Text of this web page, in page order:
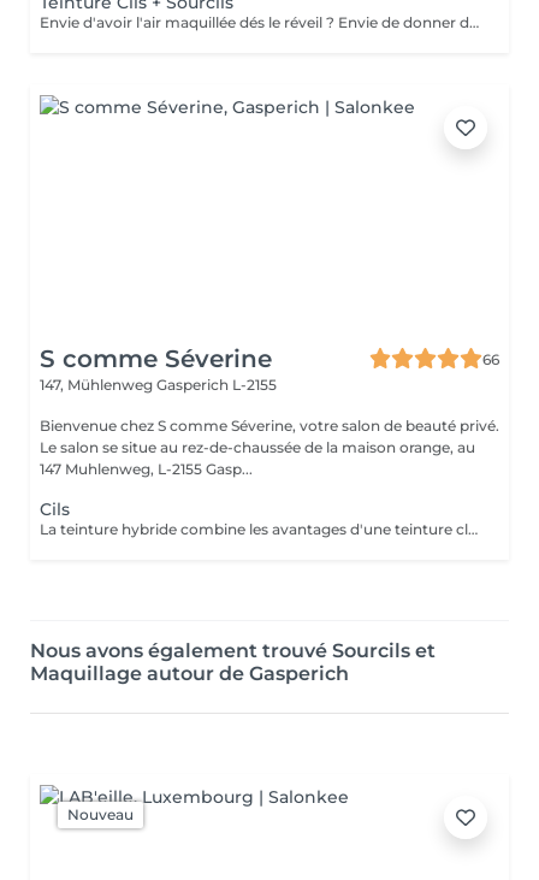
Envie d'avoir l'air maquillée dés le réveil ? Envie de donner du caractère, de l'intensité à votre regard ? Envie d'un visage plus expressif ? Afin de mettre en valeur vos cils et vos sourcils naturels sans make up, optez pour la teinture ! La teinture donne un effet profond, fourni et plus intense. Elle est résistante à l'eau et dure jusqu'à 6 semaines. Elle ajoute brillance et éclat ; elle couvre les éventuels cils et sourcils grisonnants. Les yeux sont plus expressifs même sans maquillage
S comme Séverine
66
147, Mühlenweg Gasperich L-2155
Bienvenue chez S comme Séverine, votre salon de beauté privé.
Le salon se situe au rez-de-chaussée de la maison orange, au
147 Muhlenweg, L-2155 Gasp...
Cils
La teinture hybride combine les avantages d'une teinture classique et du henné, offrant une couleur qui dure jusqu'à 6 semaines. Enrichie en ingrédients nourrissants tels que l'aloé vera, l'huile d'amande et la cire d'abeille.
Nous avons également trouvé Sourcils et
Maquillage autour de Gasperich
Nouveau